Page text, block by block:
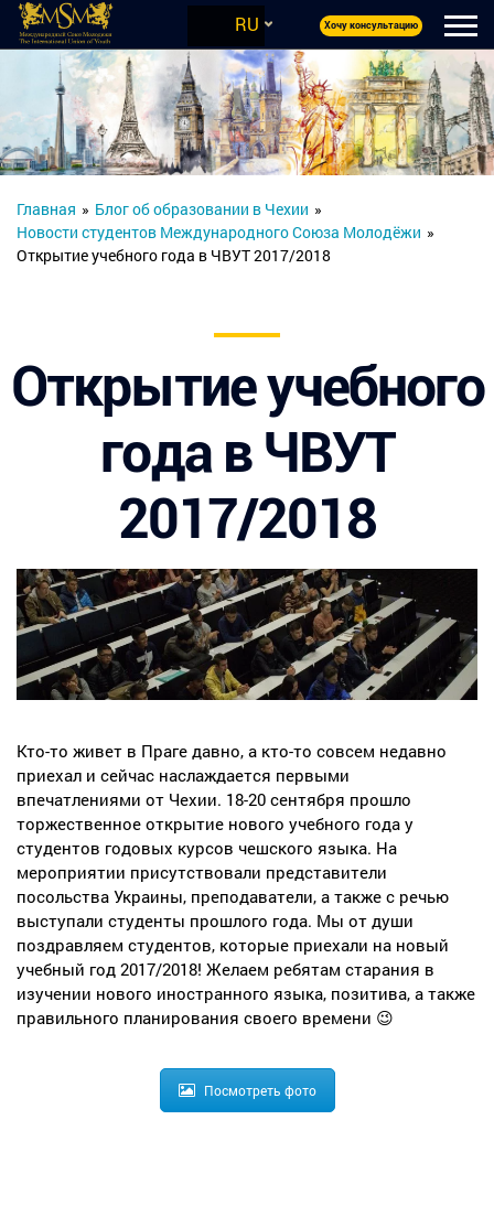
RU Хочу консультацию
Главная » Блог об образовании в Чехии »
Новости студентов Международного Союза Молодёжи »
Открытие учебного года в ЧВУТ 2017/2018
Открытие учебного
года в ЧВУТ
2017/2018
Кто-то живет в Праге давно, а кто-то совсем недавно
приехал и сейчас наслаждается первыми
впечатлениями от Чехии. 18-20 сентября прошло
торжественное открытие нового учебного года у
студентов годовых курсов чешского языка. На
мероприятии присутствовали представители
посольства Украины, преподаватели, а также с речью
выступали студенты прошлого года. Мы от души
поздравляем студентов, которые приехали на новый
учебный год 2017/2018! Желаем ребятам старания в
изучении нового иностранного языка, позитива, а также
правильного планирования своего времени 😉
Посмотреть фото